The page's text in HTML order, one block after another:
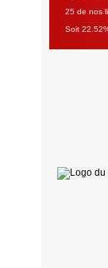
25 de nos
Soit